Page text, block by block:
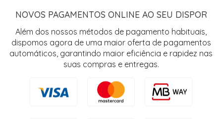
NOVOS PAGAMENTOS ONLINE AO SEU DISPOR
Além dos nossos métodos de pagamento habituais,
dispomos agora de uma maior oferta de pagamentos
automáticos, garantindo maior eficiência e rapidez nas
suas compras e entregas.